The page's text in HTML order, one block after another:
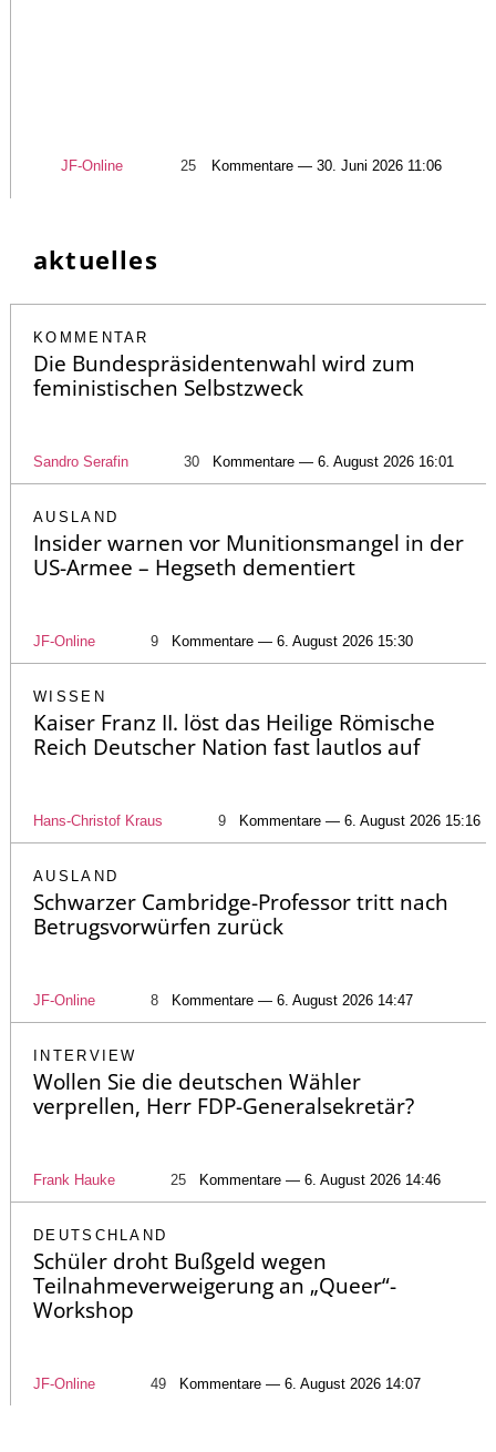
JF-Online 25 Kommentare — 30. Juni 2026 11:06
aktuelles
KOMMENTAR
Die Bundespräsidentenwahl wird zum
feministischen Selbstzweck
Sandro Serafin 30 Kommentare — 6. August 2026 16:01
AUSLAND
Insider warnen vor Munitionsmangel in der
US-Armee – Hegseth dementiert
JF-Online 9 Kommentare — 6. August 2026 15:30
WISSEN
Kaiser Franz II. löst das Heilige Römische
Reich Deutscher Nation fast lautlos auf
Hans-Christof Kraus 9 Kommentare — 6. August 2026 15:16
AUSLAND
Schwarzer Cambridge-Professor tritt nach
Betrugsvorwürfen zurück
JF-Online 8 Kommentare — 6. August 2026 14:47
INTERVIEW
Wollen Sie die deutschen Wähler
verprellen, Herr FDP-Generalsekretär?
Frank Hauke 25 Kommentare — 6. August 2026 14:46
DEUTSCHLAND
Schüler droht Bußgeld wegen
Teilnahmeverweigerung an „Queer“-
Workshop
JF-Online 49 Kommentare — 6. August 2026 14:07